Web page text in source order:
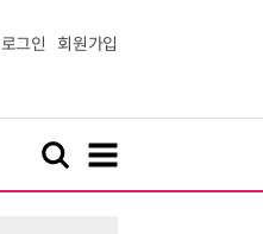
로그인 회원가입